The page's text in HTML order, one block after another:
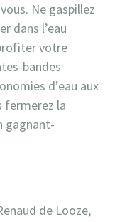
Ne gaspillez
dans l’eau
votre
bandes
d’eau aux
fermerez la
gagnant-
de Looze,